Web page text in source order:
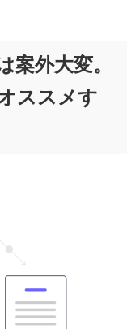
案外大変。
ススメす